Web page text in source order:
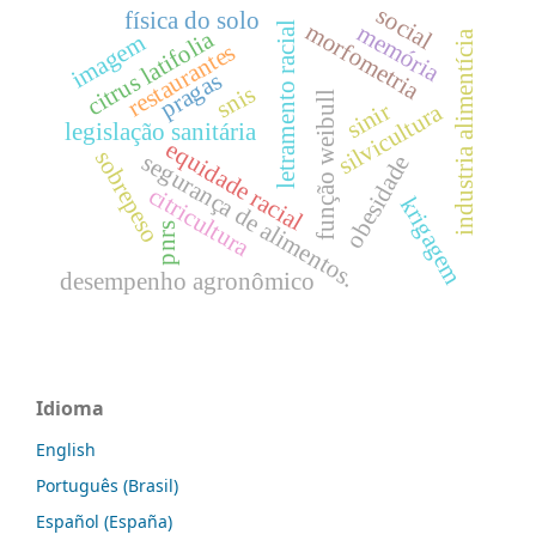
equidade racial
letramento racial
segurança de alimentos.
legislação sanitária
citrus latifolia
citricultura
desempenho agronômico
pragas morfometria
função weibullsilvicultura
sobrepeso obesidade
física do solo
krigagem
industria alimentícia
pnrs
snis sinir
memória
imagem
social
restaurantes
Idioma
English
Português (Brasil)
Español (España)